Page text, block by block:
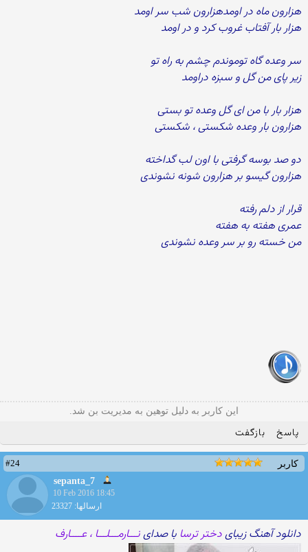
هزارون ماه در اومدهزارون شب سر اومد
هزار بار آفتاب غروب کرد و در اومد
سر وعده گاه توموندم چشم به راه تو
زیر پای من گل و سبزه دراومد
هزار بار با من ای گل وعده تو بستی
هزارون بار وعده شکستی ، شکستی
دو صد بوسه گرفتی با اون لب گداخته
هزارون گیسو بر هزارون شونه نشوندی
قرار از دلم رفته
عمری هفته به هفته
من خسته رو بر سر وعده نشوندی
این کاربر به دلیل توهین به مدیریت بن شد.
پاسخ بازگفت
کاربر
#24
sepanta_7
10 Feb 2016 18:45
ارسالها: 23327
دانلود آهنگ زیبایدختر ترسا با صداینـــارمـــلـــا ، عــــارف